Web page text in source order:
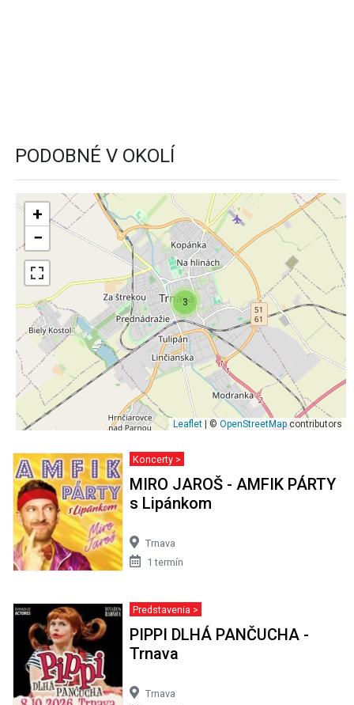
PODOBNÉ V OKOLÍ
3
+
−
Leaflet | © OpenStreetMapcontributors
Koncerty >
MIRO JAROŠ - AMFIK PÁRTY
s Lipánkom
Trnava
1 termín
Predstavenia >
PIPPI DLHÁ PANČUCHA -
Trnava
Trnava